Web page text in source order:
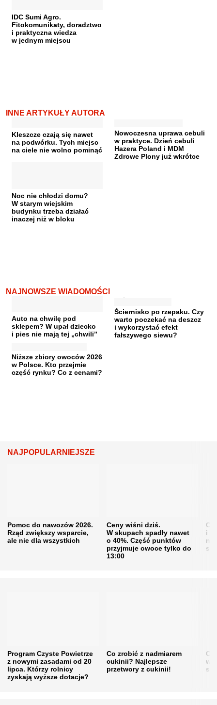
IDC Sumi Agro.
Fitokomunikaty, doradztwo
i praktyczna wiedza
w jednym miejscu
INNE ARTYKUŁY AUTORA
Kleszcze czają się nawet
na podwórku. Tych miejsc
na ciele nie wolno pominąć
Nowoczesna uprawa cebuli
w praktyce. Dzień cebuli
Hazera Poland i MDM
Zdrowe Plony już wkrótce
Noc nie chłodzi domu?
W starym wiejskim
budynku trzeba działać
inaczej niż w bloku
NAJNOWSZE WIADOMOŚCI
Auto na chwilę pod
sklepem? W upał dziecko
i pies nie mają tej „chwili”
Ściernisko po rzepaku. Czy
warto poczekać na deszcz
i wykorzystać efekt
fałszywego siewu?
Niższe zbiory owoców 2026
w Polsce. Kto przejmie
część rynku? Co z cenami?
NAJPOPULARNIEJSZE
Pomoc do nawozów 2026.
Rząd zwiększy wsparcie,
ale nie dla wszystkich
Ceny wiśni dziś.
W skupach spadły nawet
o 40%. Część punktów
przyjmuje owoce tylko do
13:00
i
Program Czyste Powietrze
z nowymi zasadami od 20
lipca. Którzy rolnicy
zyskają wyższe dotacje?
Co zrobić z nadmiarem
cukinii? Najlepsze
przetwory z cukinii!
w